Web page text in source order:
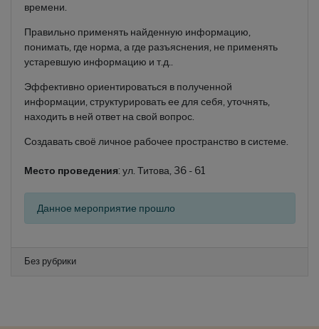
времени.
Правильно применять найденную информацию,
понимать, где норма, а где разъяснения, не применять
устаревшую информацию и т.д..
Эффективно ориентироваться в полученной
информации, структурировать ее для себя, уточнять,
находить в ней ответ на свой вопрос.
Создавать своё личное рабочее пространство в системе.
Место проведения: ул. Титова, 36 - 61
Данное мероприятие прошло
Без рубрики